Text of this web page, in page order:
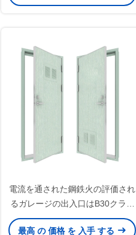
電流を通された鋼鉄火の評価され
るガレージの出入口はB30クラス
を組み立て、
最高 の 価格 を 入手 する